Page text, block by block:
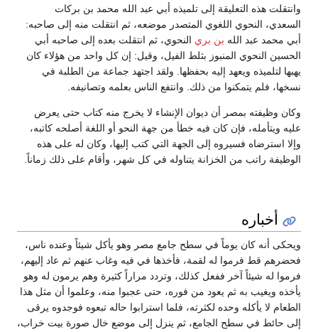
وانتقلت هذه التعليقة إلى تلميذه أبي عبد الله محمد بن بركات
السعدي، النحوي اللغوي المتصدر موضعه، ثم انتقلت منه إلى صاحبه:
أبي محمد عبد الله بن بري النحوي، ثم انتقلت بعده إلى صاحبه أبي
الحسين النحوي المنبوز بثلط الفيل، وقيل: إن كل واحد من هؤلاء كان
يهبها لتلميذه ويعهد إليه بحفظها. ولقد اجتهد جماعة من الطلبة في
نسخها، فلم يتمكنوا من ذلك. وانتفع الناس بعلمه وتصانيفه.
وكان وظيفته بمصر أن ديوان الإنشاء لا يخرج منه كتاب حتى يعرض
عليه ويتأمله، فإن كان فيه خطأ من جهة النحو أو اللغة أصلحه كاتبه،
وإلا استرضاه فسيروه إلى الجهة التي كتب إليها، وكان له على هذه
الوظيفة راتب من الخزانة يتناوله في كل شهر، وأقام على ذلك زماناً.
أخباره
ويحكى أنه كان يوماً في سطح جامع مصر وهو يأكل شيئاً وعنده ناس،
فحضرهم قط فرموا له لقمة، فأخذها في فيه وغاب عنهم ثم عاد إليهم،
فرموا له شيئاً آخر ففعل كذلك، وتردد مراراً كثيرة وهم يرمون له وهو
يأخذه ويغيب به ثم يعود من فوره، حتى عجبوا منه، وعلموا أن مثل هذا
الطعام لا يأكله وحده لكثرته، فلما استرابوا حاله تبعوه فوجدوه يرقى
إلى حائط في سطح الجامع، ثم ينزل إلى موضع خال صورة بيت خراب،